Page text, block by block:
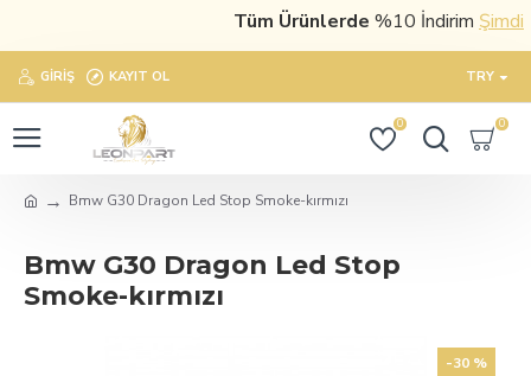
Tüm Ürünlerde%10 İndirimŞimdi
GIRIŞ KAYIT OL TRY
0 0
Bmw G30 Dragon Led Stop Smoke-kırmızı
Bmw G30 Dragon Led Stop
Smoke-kırmızı
-30 %